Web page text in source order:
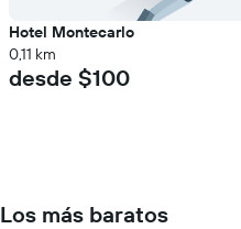
Hotel Montecarlo
0,11 km
desde $100
Los más baratos